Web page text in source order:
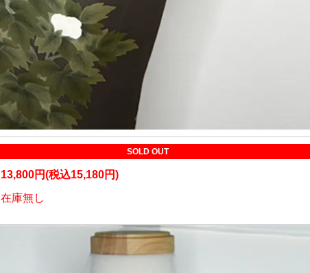
SOLD OUT
13,800円(税込15,180円)
在庫無し